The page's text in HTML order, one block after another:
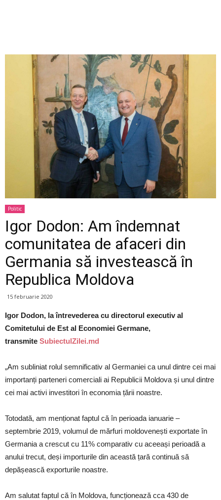
Politic
Igor Dodon: Am îndemnat
comunitatea de afaceri din
Germania să investească în
Republica Moldova
15 februarie 2020
Igor Dodon, la întrevederea cu directorul executiv al
Comitetului de Est al Economiei Germane,
transmite SubiectulZilei.md
„Am subliniat rolul semnificativ al Germaniei ca unul dintre cei mai
importanți parteneri comerciali ai Republicii Moldova și unul dintre
cei mai activi investitori în economia țării noastre.
Totodată, am menționat faptul că în perioada ianuarie –
septembrie 2019, volumul de mărfuri moldovenești exportate în
Germania a crescut cu 11% comparativ cu aceeași perioadă a
anului trecut, deși importurile din această țară continuă să
depășească exporturile noastre.
Am salutat faptul că în Moldova, funcționează cca 430 de